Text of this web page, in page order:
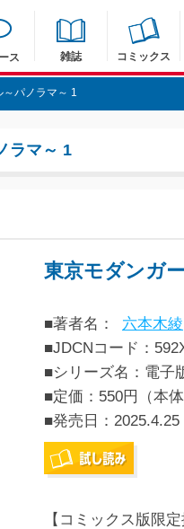
ス 雑誌 コミックス
パノラマ～ 1
ラマ～ 1
東京モダンガ
■著者名：
六本木綾
■JDCNコード：
■シリーズ名：電子
■定価：550円（本
■発売日： 2025.4.25
【コミックス版限